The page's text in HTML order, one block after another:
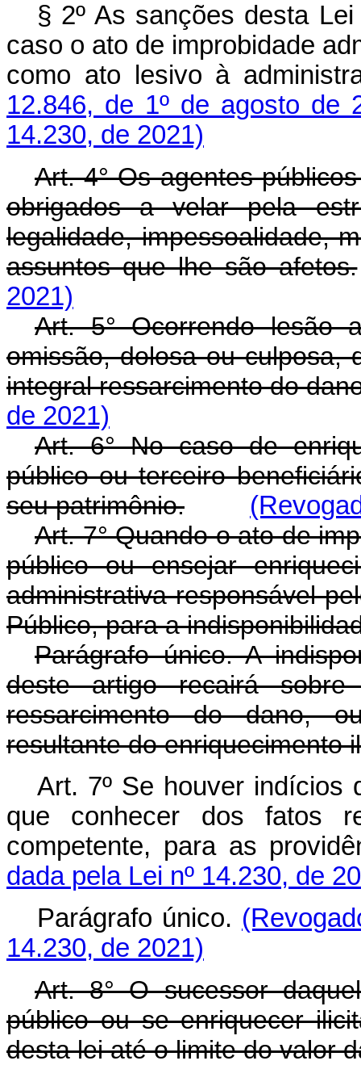
§ 2º As sanções desta
caso o ato de improbidade
como ato lesivo à
12.846, de 1º de agosto de
14.230, de 2021)
Art. 4° Os agentes
obrigados a velar pela
legalidade, impessoalidade,
assuntos que lhe são afetos.
2021)
Art. 5° Ocorrendo lesão
omissão, dolosa ou culposa,
integral ressarcimento do
de 2021)
Art. 6° No caso de
público ou terceiro
seu patrimônio.
Art. 7° Quando o ato de
público ou ensejar
administrativa responsável
Público, para a
Parágrafo único. A
deste artigo recairá
ressarcimento do dano,
resultante do enriquecimento
Art. 7º Se houver indícios
que conhecer dos fatos
competente, para as
dada pela Lei nº 14.230, de
Parágrafo único.
14.230, de 2021)
Art. 8° O sucessor
público ou se enriquecer
desta lei até o limite do valor